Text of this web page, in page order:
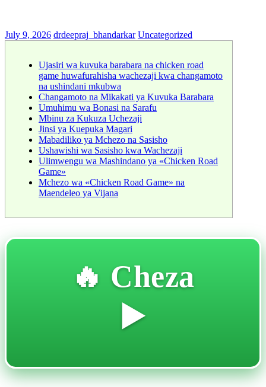
July 9, 2026 drdeepraj_bhandarkar Uncategorized
Ujasiri wa kuvuka barabara na chicken road
game huwafurahisha wachezaji kwa changamoto
na ushindani mkubwa
Changamoto na Mikakati ya Kuvuka Barabara
Umuhimu wa Bonasi na Sarafu
Mbinu za Kukuza Uchezaji
Jinsi ya Kuepuka Magari
Mabadiliko ya Mchezo na Sasisho
Ushawishi wa Sasisho kwa Wachezaji
Ulimwengu wa Mashindano ya «Chicken Road
Game»
Mchezo wa «Chicken Road Game» na
Maendeleo ya Vijana
🔥 Cheza
▶️